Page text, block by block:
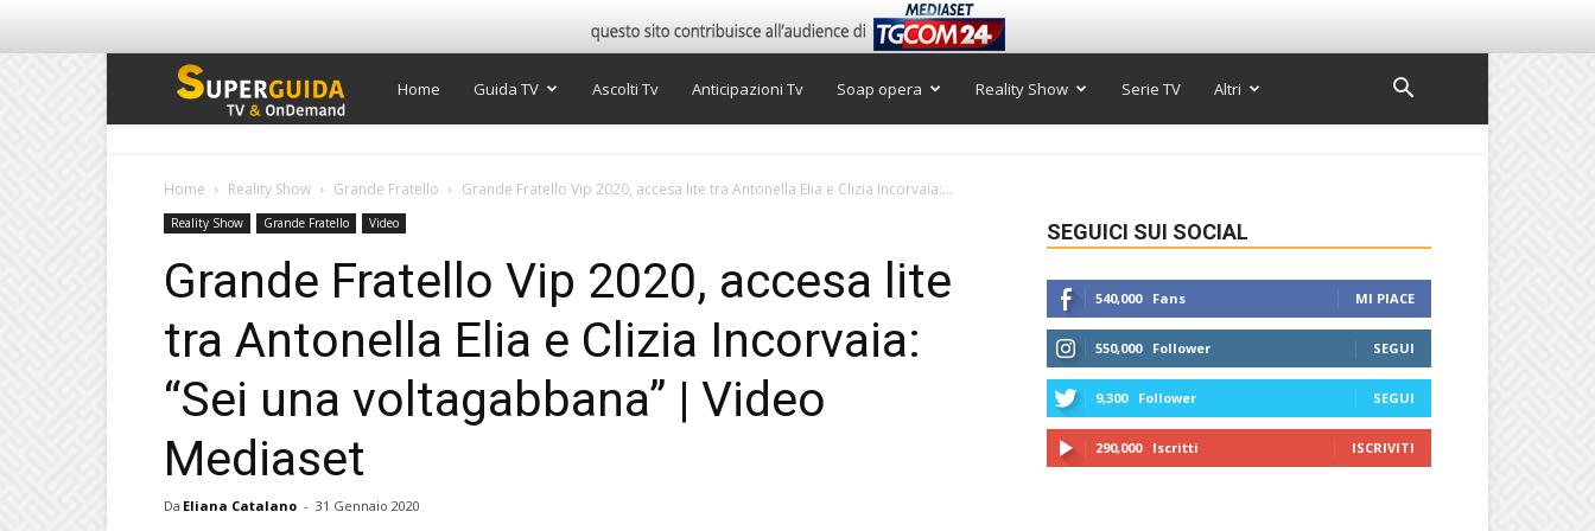
Super
TV
Home Guida TV Ascolti Tv Anticipazioni Tv Soap opera Reality Show Serie TV Altri
Home Reality Show Grande Fratello Grande Fratello Vip 2020, accesa lite tra Antonella Elia e Clizia Incorvaia:...
Reality Show Grande Fratello Video
Grande Fratello Vip 2020, accesa lite
tra Antonella Elia e Clizia Incorvaia:
“Sei una voltagabbana” | Video
Mediaset
Da Eliana Catalano - 31 Gennaio 2020
SEGUICI SUI SOCIAL
540,000 Fans MI PIACE
550,000 Follower SEGUI
9,300 Follower SEGUI
290,000 Iscritti ISCRIVITI